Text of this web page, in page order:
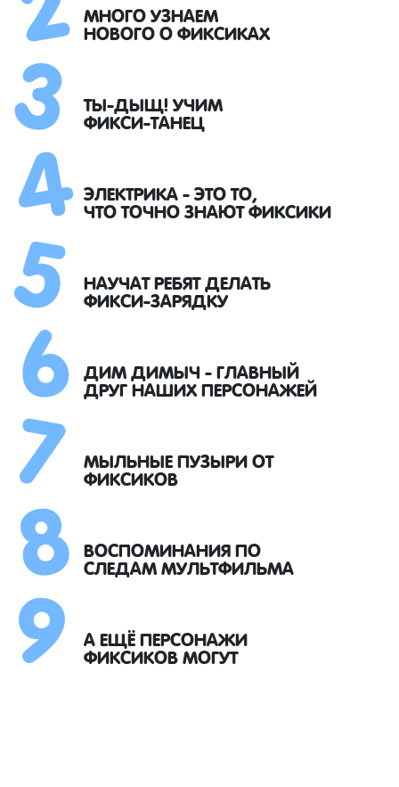
МНОГО УЗНАЕМ
НОВОГО О ФИКСИКАХ
ТЫ-ДЫЩ! УЧИМ
ФИКСИ-ТАНЕЦ
ЭЛЕКТРИКА - ЭТО ТО,
ЧТО ТОЧНО ЗНАЮТ ФИКСИКИ
НАУЧАТ РЕБЯТ ДЕЛАТЬ
ФИКСИ-ЗАРЯДКУ
ДИМ ДИМЫЧ - ГЛАВНЫЙ
ДРУГ НАШИХ ПЕРСОНАЖЕЙ
МЫЛЬНЫЕ ПУЗЫРИ ОТ
ФИКСИКОВ
ВОСПОМИНАНИЯ ПО
СЛЕДАМ МУЛЬТФИЛЬМА
А ЕЩЁ ПЕРСОНАЖИ
ФИКСИКОВ МОГУТ